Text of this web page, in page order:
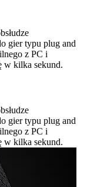
gier typu plug and
z PC i
w kilka sekund.
gier typu plug and
z PC i
w kilka sekund.